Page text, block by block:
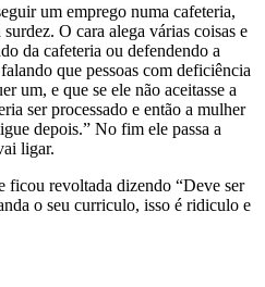
um emprego numa cafeteria,
O cara alega várias coisas e
da cafeteria ou defendendo a
que pessoas com deficiência
um, e que se ele não aceitasse a
ser processado e então a mulher
depois.” No fim ele passa a
ligar.
ficou revoltada dizendo “Deve ser
o seu curriculo, isso é ridiculo e